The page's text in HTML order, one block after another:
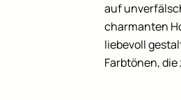
auf
charmanten
liebevoll
Farbtönen,